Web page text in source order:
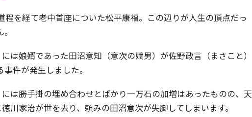
程を経て老中首座についた松平康福。この辺りが人生の頂点だっ
は娘婿であった田沼意知（意次の嫡男）が佐野政言（まさこと）
件が発生しました。
は勝手掛の埋め合わせとばかり一万石の加増はあったものの、天
川家治が世を去り、頼みの田沼意次が失脚してしまいます。